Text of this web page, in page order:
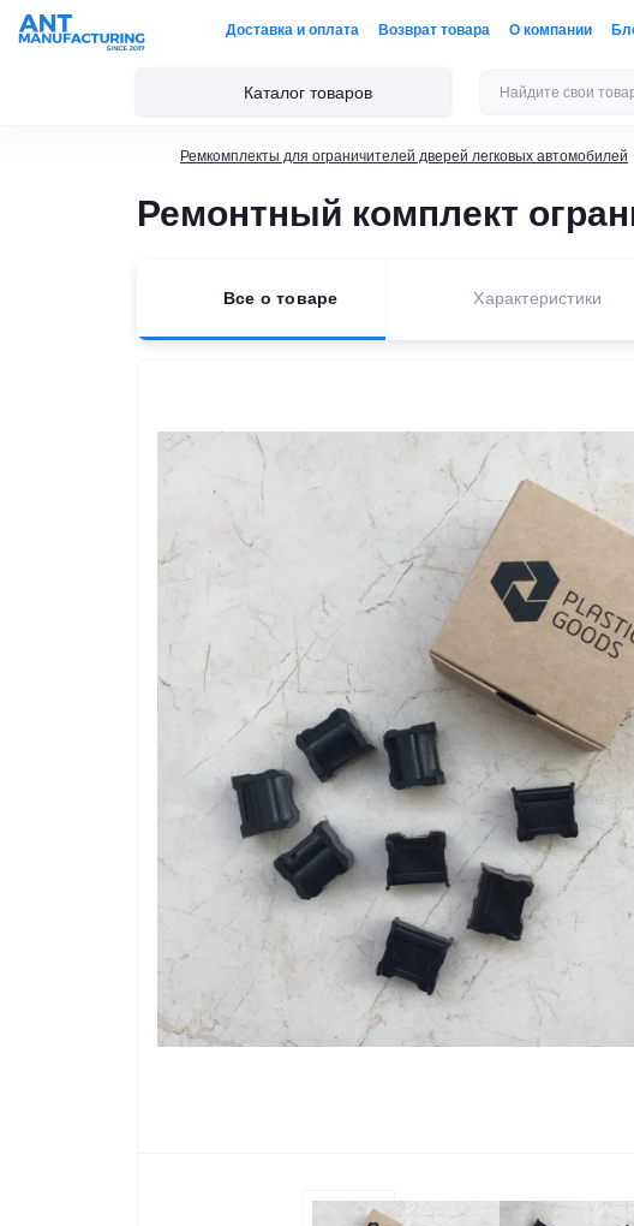
Доставка и оплата Возврат товара О компании
Каталог товаров
Ремкомплекты для ограничителей дверей легковых автомобилей
Ремонтный комплект
Все о товаре Характеристики